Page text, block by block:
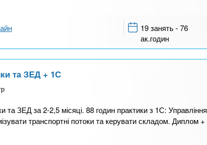
19 занять - 76
ак.годин
та ЗЕД + 1С
та ЗЕД за 2-2,5 місяці. 88 годин практики з 1С: Управління
транспортні потоки та керувати складом. Диплом +